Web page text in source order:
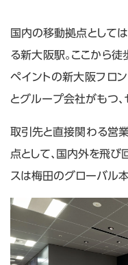
国内の移動拠点として
る新大阪駅。ここから
ペイントの新大阪フロン
とグループ会社がもつ、
取引先と直接関わる営
点として、国内外を飛び
スは梅田のグローバル